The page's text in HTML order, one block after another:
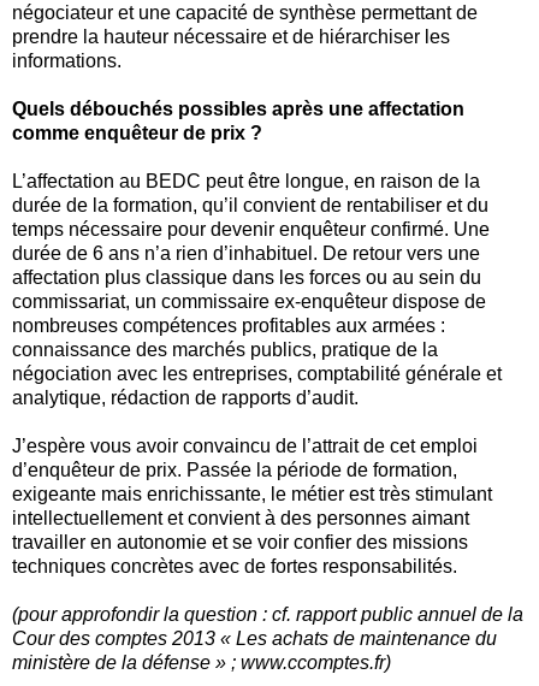
négociateur et une capacité de synthèse permettant de
prendre la hauteur nécessaire et de hiérarchiser les
informations.
Quels débouchés possibles après une affectation
comme enquêteur de prix ?
L’affectation au BEDC peut être longue, en raison de la
durée de la formation, qu’il convient de rentabiliser et du
temps nécessaire pour devenir enquêteur confirmé. Une
durée de 6 ans n’a rien d’inhabituel. De retour vers une
affectation plus classique dans les forces ou au sein du
commissariat, un commissaire ex-enquêteur dispose de
nombreuses compétences profitables aux armées :
connaissance des marchés publics, pratique de la
négociation avec les entreprises, comptabilité générale et
analytique, rédaction de rapports d’audit.
J’espère vous avoir convaincu de l’attrait de cet emploi
d’enquêteur de prix. Passée la période de formation,
exigeante mais enrichissante, le métier est très stimulant
intellectuellement et convient à des personnes aimant
travailler en autonomie et se voir confier des missions
techniques concrètes avec de fortes responsabilités.
(pour approfondir la question : cf. rapport public annuel de la
Cour des comptes 2013 « Les achats de maintenance du
ministère de la défense » ; www.ccomptes.fr)